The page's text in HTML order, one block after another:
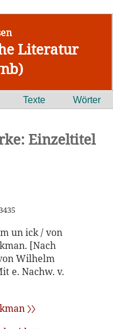
Literatur
Texte Wörter
Einzeltitel
un ick / von
[Nach
Wilhelm
e. Nachw. v.
〉〉